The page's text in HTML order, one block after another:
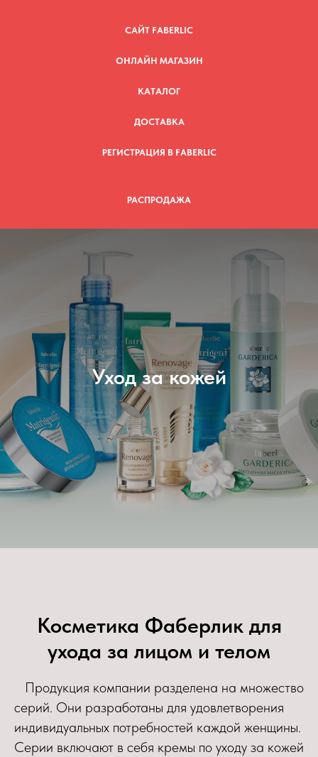
САЙТ FABERLIC
ОНЛАЙН МАГАЗИН
КАТАЛОГ
ДОСТАВКА
РЕГИСТРАЦИЯ В FABERLIC
РАСПРОДАЖА
Уход за кожей
Косметика Фаберлик для
ухода за лицом и телом
Продукция компании разделена на множество
серий. Они разработаны для удовлетворения
индивидуальных потребностей каждой женщины.
Серии включают в себя кремы по уходу за кожей